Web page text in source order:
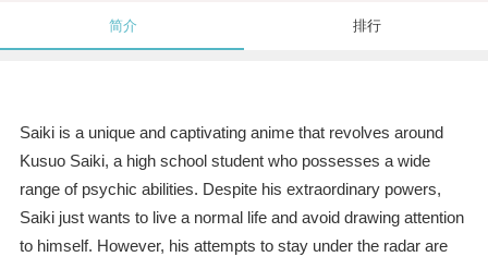
简介 排行
Saiki is a unique and captivating anime that revolves around
Kusuo Saiki, a high school student who possesses a wide
range of psychic abilities. Despite his extraordinary powers,
Saiki just wants to live a normal life and avoid drawing attention
to himself. However, his attempts to stay under the radar are